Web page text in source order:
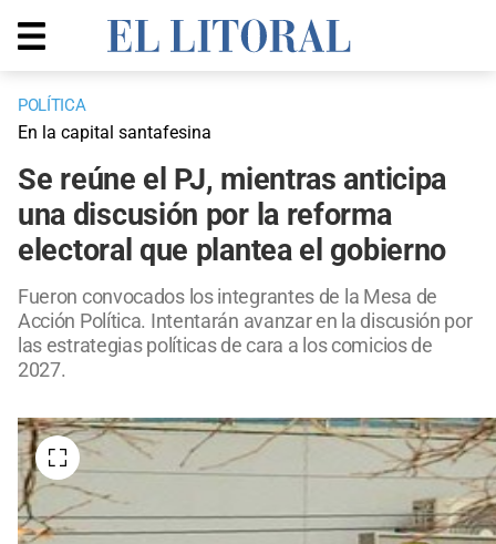
POLÍTICA
En la capital santafesina
Se reúne el PJ, mientras anticipa
una discusión por la reforma
electoral que plantea el gobierno
Fueron convocados los integrantes de la Mesa de
Acción Política. Intentarán avanzar en la discusión por
las estrategias políticas de cara a los comicios de
2027.